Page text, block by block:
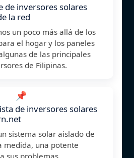
de inversores solares
la red
un poco más allá de los
el hogar y los paneles
de las principales
de Filipinas.
📌
de inversores solares
sistema solar aislado de
medida, una potente
sus problemas